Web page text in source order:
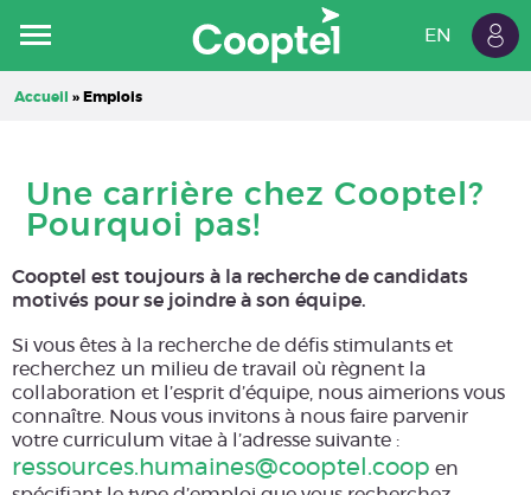
Résidentiel
EN
Accueil » Emplois
Une carrière chez Cooptel?
Pourquoi pas!
Cooptel est toujours à la recherche de candidats
motivés pour se joindre à son équipe.
Si vous êtes à la recherche de défis stimulants et
recherchez un milieu de travail où règnent la
collaboration et l’esprit d’équipe, nous aimerions vous
connaître. Nous vous invitons à nous faire parvenir
votre curriculum vitae à l’adresse suivante :
ressources.humaines@cooptel.coop en